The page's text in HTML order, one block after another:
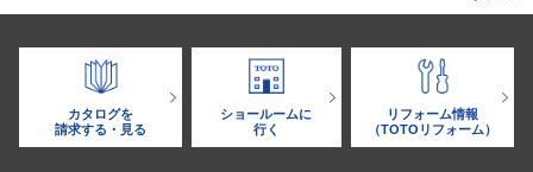
カタログを
請求する・見る
ショールームに
行く
リフォーム情報
（TOTOリフォーム）